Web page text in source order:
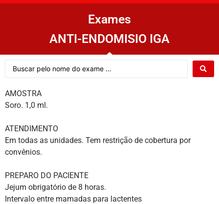
Exames
ANTI-ENDOMISIO IGA
AMOSTRA
Soro. 1,0 ml.
ATENDIMENTO
Em todas as unidades. Tem restrição de cobertura por
convênios.
PREPARO DO PACIENTE
Jejum obrigatório de 8 horas.
Intervalo entre mamadas para lactentes